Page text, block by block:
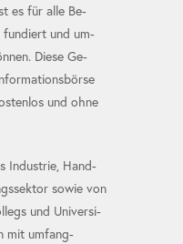
es für alle Be­
fun­diert und um­
Diese Ge­
und ohne
In­dustrie, Hand­
sowie von
und Uni­versi­
mit um­fang­